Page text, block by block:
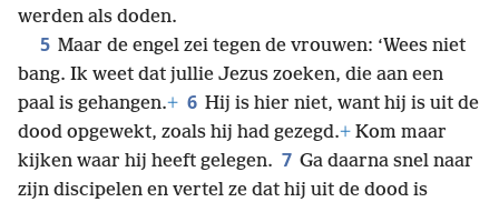
werden als doden.
5 Maar de engel zei tegen de vrouwen: ‘Wees niet
bang. Ik weet dat jullie Jezus zoeken, die aan een
paal is gehangen.+ 6 Hij is hier niet, want hij is uit de
dood opgewekt, zoals hij had gezegd.+ Kom maar
kijken waar hij heeft gelegen. 7 Ga daarna snel naar
zijn discipelen en vertel ze dat hij uit de dood is